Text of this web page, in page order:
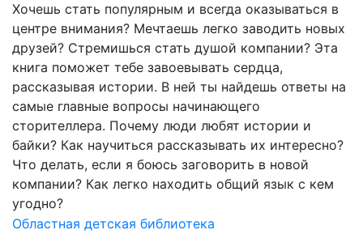
Хочешь стать популярным и всегда оказываться в
центре внимания? Мечтаешь легко заводить новых
друзей? Стремишься стать душой компании? Эта
книга поможет тебе завоевывать сердца,
рассказывая истории. В ней ты найдешь ответы на
самые главные вопросы начинающего
сторителлера. Почему люди любят истории и
байки? Как научиться рассказывать их интересно?
Что делать, если я боюсь заговорить в новой
компании? Как легко находить общий язык с кем
угодно?
Областная детская библиотека